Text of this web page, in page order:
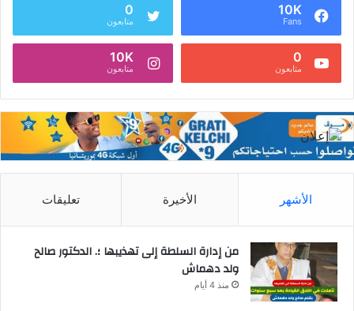
10K
Fans
0
متابعون
0
متابعون
10K
متابعون
الأشهر الأخيرة تعليقات
من إدارة السلطة إلى تهذيبها ؛. الدكتور صالح
ولد دهماش
منذ 4 أيام